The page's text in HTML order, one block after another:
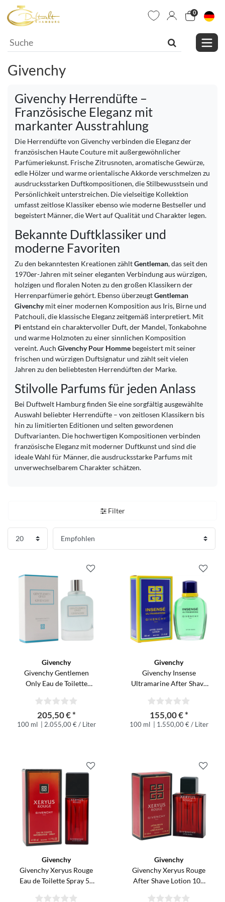
0
Givenchy
Givenchy Herrendüfte –
Französische Eleganz mit
markanter Ausstrahlung
Die Herrendüfte von Givenchy verbinden die Eleganz der
französischen Haute Couture mit außergewöhnlicher
Parfümeriekunst. Frische Zitrusnoten, aromatische Gewürze,
edle Hölzer und warme orientalische Akkorde verschmelzen zu
ausdrucksstarken Duftkompositionen, die Stilbewusstsein und
Persönlichkeit unterstreichen. Die vielseitige Kollektion
umfasst zeitlose Klassiker ebenso wie moderne Bestseller und
begeistert Männer, die Wert auf Qualität und Charakter legen.
Bekannte Duftklassiker und
moderne Favoriten
Zu den bekanntesten Kreationen zähltGentleman, das seit den
1970er-Jahren mit seiner eleganten Verbindung aus würzigen,
holzigen und floralen Noten zu den großen Klassikern der
Herrenparfümerie gehört. Ebenso überzeugtGentleman
Givenchymit einer modernen Komposition aus Iris, Birne und
Patchouli, die klassische Eleganz zeitgemäß interpretiert. Mit
Pi entstand ein charaktervoller Duft, der Mandel, Tonkabohne
und warme Holznoten zu einer sinnlichen Komposition
vereint. Auch Givenchy Pour Homme begeistert mit seiner
frischen und würzigen Duftsignatur und zählt seit vielen
Jahren zu den beliebtesten Herrendüften der Marke.
Stilvolle Parfums für jeden Anlass
Bei Duftwelt Hamburg finden Sie eine sorgfältig ausgewählte
Auswahl beliebter Herrendüfte – von zeitlosen Klassikern bis
hin zu limitierten Editionen und selten gewordenen
Duftvarianten. Die hochwertigen Kompositionen verbinden
französische Eleganz mit moderner Duftkunst und sind die
ideale Wahl für Männer, die ausdrucksstarke Parfums mit
unverwechselbarem Charakter schätzen.
Filter
Givenchy
Givenchy Gentlemen
Only Eau de Toilette
Limited Edition
205,50 € *
100 ml | 2.055,00 € / Liter
Givenchy
Givenchy Insense
Ultramarine After Shave
155,00 € *
100 ml | 1.550,00 € / Liter
Givenchy
Givenchy Xeryus Rouge
Eau de Toilette Spray 50
Givenchy
Givenchy Xeryus Rouge
After Shave Lotion 100